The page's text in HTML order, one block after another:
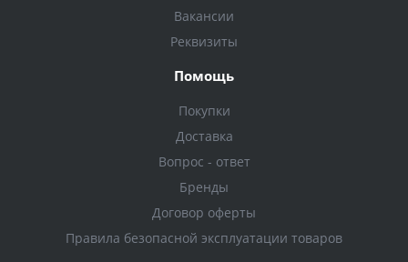
Вакансии
Реквизиты
Помощь
Покупки
Доставка
Вопрос - ответ
Бренды
Договор оферты
Правила безопасной эксплуатации товаров